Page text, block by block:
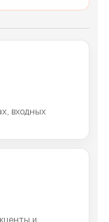
входных
и